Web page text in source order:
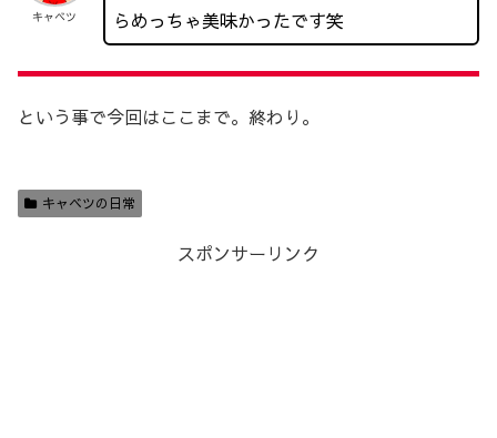
キャベツ
らめっちゃ美味かったです笑
という事で今回はここまで。終わり。
キャベツの日常
スポンサーリンク